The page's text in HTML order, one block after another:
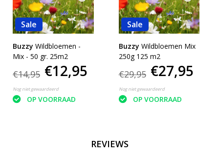
Sale
Buzzy Wildbloemen -
Mix - 50 gr. 25m2
€14,95 €12,95
Nog niet gewaardeerd
OP VOORRAAD
Sale
Buzzy Wildbloemen Mix
250g 125 m2
€29,95 €27,95
Nog niet gewaardeerd
OP VOORRAAD
REVIEWS